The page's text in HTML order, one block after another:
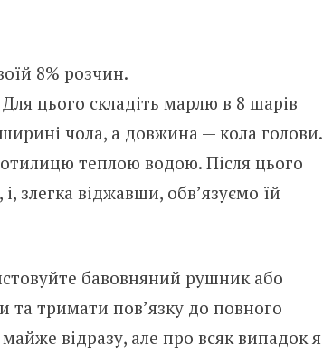
8% розчин.
цього складіть марлю в 8 шарів
чола, а довжина — кола голови.
теплою водою. Після цього
злегка віджавши, обв’язуємо їй
бавовняний рушник або
та тримати пов’язку до повного
відразу, але про всяк випадок я